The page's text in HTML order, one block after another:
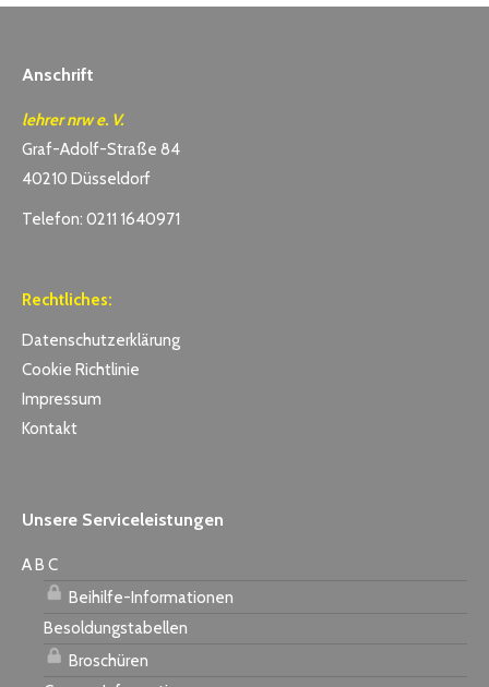
Anschrift
lehrer nrw e. V.
Graf-Adolf-Straße 84
40210 Düsseldorf
Telefon: 0211 1640971
Rechtliches:
Datenschutzerklärung
Cookie Richtlinie
Impressum
Kontakt
Unsere Serviceleistungen
A B C
Beihilfe-Informationen
Besoldungstabellen
Broschüren